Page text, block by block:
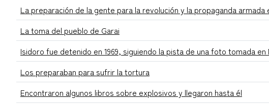
La preparación de la gente para la revolución y la propaganda
La toma del pueblo de Garai
Isidoro fue detenido en 1969, siguiendo la pista de una foto tomada en
Los preparaban para sufrir la tortura
Encontraron algunos libros sobre explosivos y llegaron hasta él